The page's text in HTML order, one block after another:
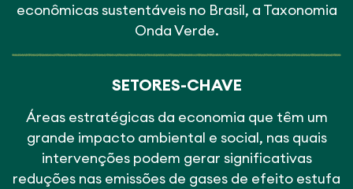
econômicas sustentáveis no Brasil, a Taxonomia
Onda Verde.
SETORES-CHAVE
Áreas estratégicas da economia que têm um
grande impacto ambiental e social, nas quais
intervenções podem gerar significativas
reduções nas emissões de gases de efeito estufa